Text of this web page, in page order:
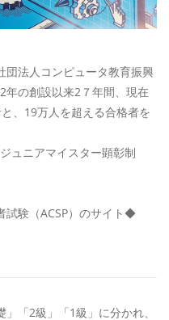
団法人コンピュータ教育振興
年の創設以来2７年間、現在
、19万人を超える合格者を
ュニアマイスター顕彰制
験（ACSP）のサイト◆
「2級」「1級」に分かれ、